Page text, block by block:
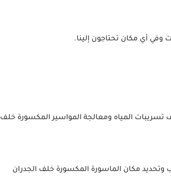
وفي أي مكان تحتاجون إلينا.
تسريبات المياه ومعالجة المواسير المكسورة خلف
مكان الماسورة المكسورة خلف الجدران